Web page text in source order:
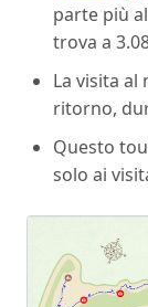
parte più
trova a
La visita al
ritorno,
Questo
solo ai